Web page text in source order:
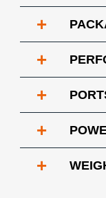
+
+
+
+
+